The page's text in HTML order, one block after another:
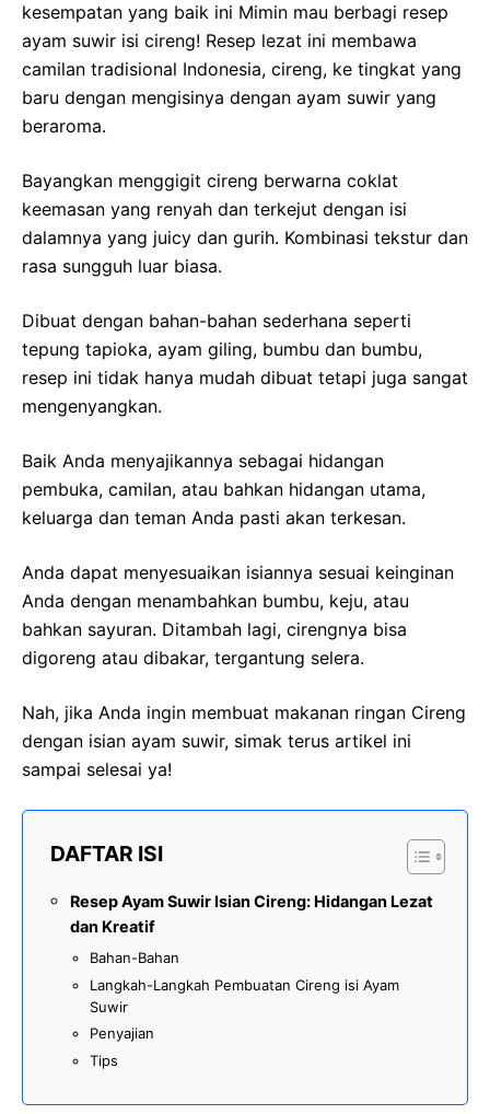
kesempatan yang baik ini Mimin mau berbagi resep
ayam suwir isi cireng! Resep lezat ini membawa
camilan tradisional Indonesia, cireng, ke tingkat yang
baru dengan mengisinya dengan ayam suwir yang
beraroma.
Bayangkan menggigit cireng berwarna coklat
keemasan yang renyah dan terkejut dengan isi
dalamnya yang juicy dan gurih. Kombinasi tekstur dan
rasa sungguh luar biasa.
Dibuat dengan bahan-bahan sederhana seperti
tepung tapioka, ayam giling, bumbu dan bumbu,
resep ini tidak hanya mudah dibuat tetapi juga sangat
mengenyangkan.
Baik Anda menyajikannya sebagai hidangan
pembuka, camilan, atau bahkan hidangan utama,
keluarga dan teman Anda pasti akan terkesan.
Anda dapat menyesuaikan isiannya sesuai keinginan
Anda dengan menambahkan bumbu, keju, atau
bahkan sayuran. Ditambah lagi, cirengnya bisa
digoreng atau dibakar, tergantung selera.
Nah, jika Anda ingin membuat makanan ringan Cireng
dengan isian ayam suwir, simak terus artikel ini
sampai selesai ya!
DAFTAR ISI
Resep Ayam Suwir Isian Cireng: Hidangan Lezat
dan Kreatif
Bahan-Bahan
Langkah-Langkah Pembuatan Cireng isi Ayam
Suwir
Penyajian
Tips